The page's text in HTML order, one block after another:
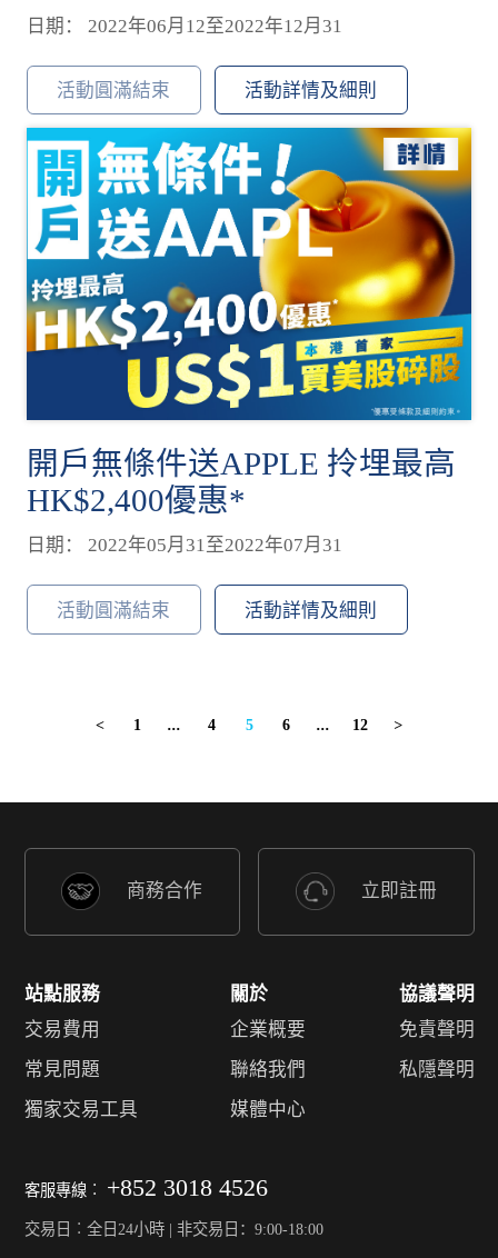
日期： 2022年06月12至2022年12月31
活動圓滿結束 活動詳情及細則
開戶無條件送APPLE 拎埋最高
HK$2,400優惠*
日期： 2022年05月31至2022年07月31
活動圓滿結束 活動詳情及細則
< 1 ... 4 5 6 ... 12 >
商務合作 立即註冊
站點服務
交易費用
常見問題
獨家交易工具
關於
企業概要
聯絡我們
媒體中心
協議聲明
免責聲明
私隱聲明
客服專線︰ +852 3018 4526
交易日︰全日24小時 | 非交易日：9:00-18:00